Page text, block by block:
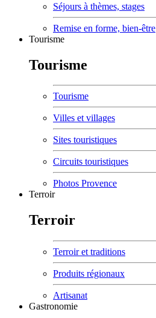
Séjours à thèmes, stages
Remise en forme, bien-être
Tourisme
Tourisme
Tourisme
Villes et villages
Sites touristiques
Circuits touristiques
Photos Provence
Terroir
Terroir
Terroir et traditions
Produits régionaux
Artisanat
Gastronomie